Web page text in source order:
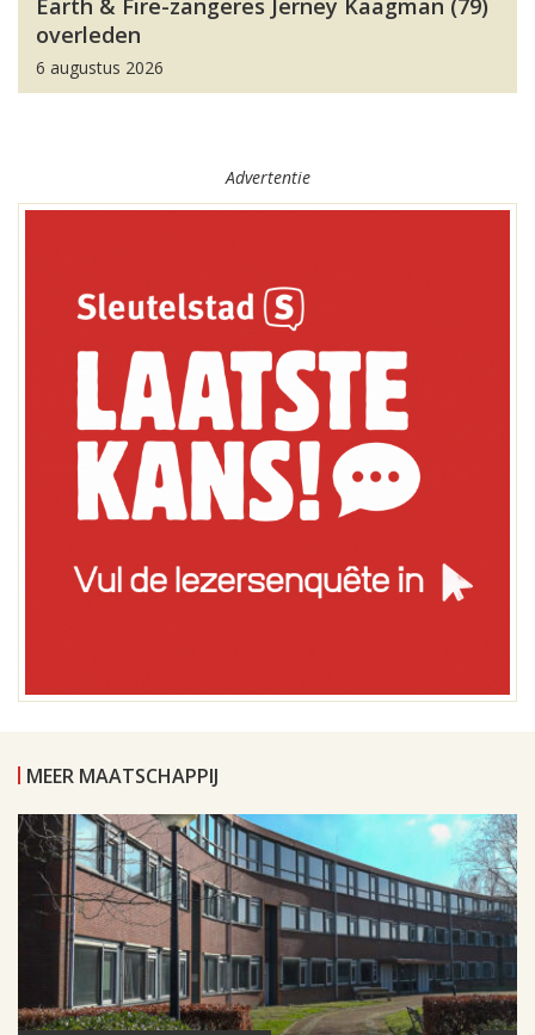
Earth & Fire-zangeres Jerney Kaagman (79)
overleden
6 augustus 2026
Advertentie
MEER MAATSCHAPPIJ